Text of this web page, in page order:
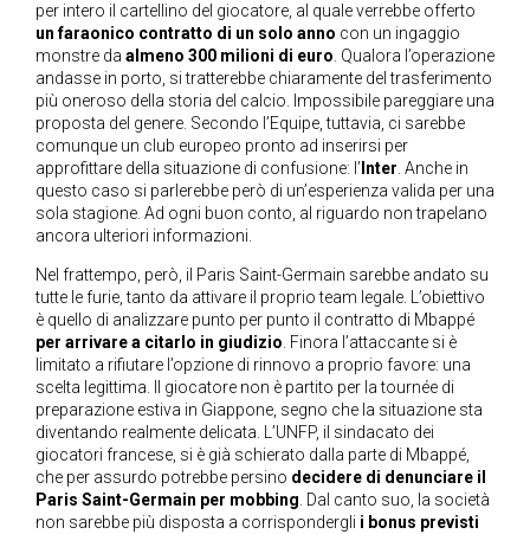
per intero il cartellino del giocatore, al quale verrebbe offerto
un faraonico contratto di un solo anno con un ingaggio
monstre da almeno 300 milioni di euro. Qualora l’operazione
andasse in porto, si tratterebbe chiaramente del trasferimento
più oneroso della storia del calcio. Impossibile pareggiare una
proposta del genere. Secondo l’Equipe, tuttavia, ci sarebbe
comunque un club europeo pronto ad inserirsi per
approfittare della situazione di confusione: l’ Inter. Anche in
questo caso si parlerebbe però di un’esperienza valida per una
sola stagione. Ad ogni buon conto, al riguardo non trapelano
ancora ulteriori informazioni.
Nel frattempo, però, il Paris Saint-Germain sarebbe andato su
tutte le furie, tanto da attivare il proprio team legale. L’obiettivo
è quello di analizzare punto per punto il contratto di Mbappé
per arrivare a citarlo in giudizio. Finora l’attaccante si è
limitato a rifiutare l’opzione di rinnovo a proprio favore: una
scelta legittima. Il giocatore non è partito per la tournée di
preparazione estiva in Giappone, segno che la situazione sta
diventando realmente delicata. L’UNFP, il sindacato dei
giocatori francese, si è già schierato dalla parte di Mbappé,
che per assurdo potrebbe persino decidere di denunciare il
Paris Saint-Germain per mobbing. Dal canto suo, la società
non sarebbe più disposta a corrispondergli i bonus previsti